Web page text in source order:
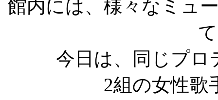
館内には、様々なミュ
今日は、同じプロ
2組の女性歌